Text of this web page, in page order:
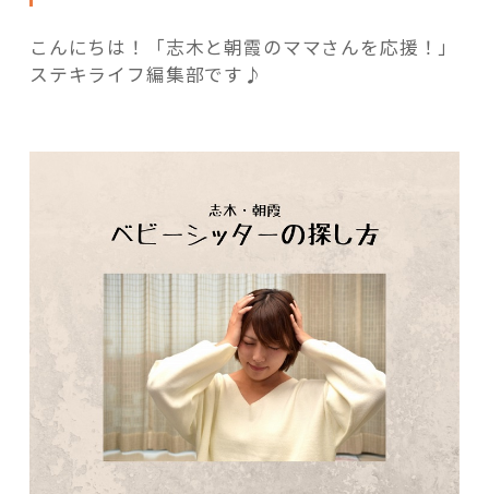
で
き
た！
朝
ー
こんにちは！「志木と朝霞のママさんを応援！」
ステキライフ編集部です♪